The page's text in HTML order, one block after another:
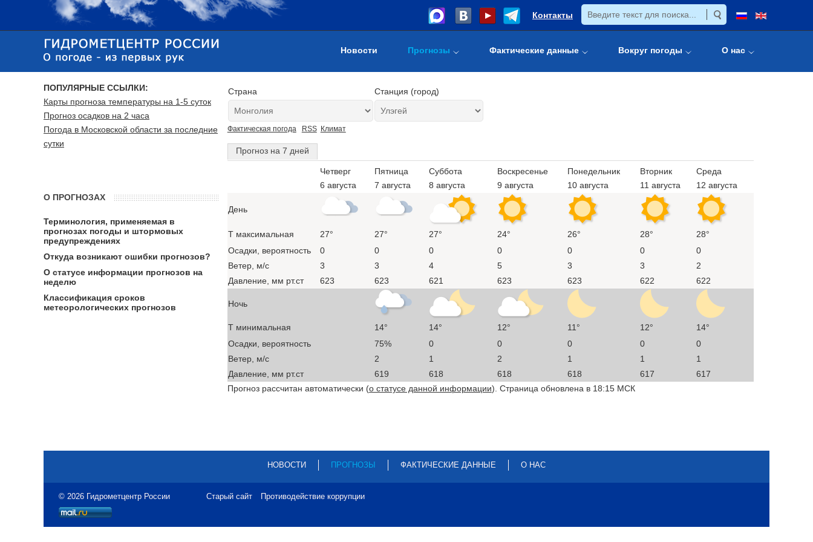
Контакты
Новости Прогнозы Фактические данные Вокруг погоды О нас
Страна Станция (город)
Фактическая погода RSS Климат
Прогноз на 7 дней
Четверг
6 августа
Пятница
7 августа
Суббота
8 августа
Воскресенье
9 августа
Понедельник
10 августа
Вторник
11 августа
Среда
12 августа
День
T максимальная 27° 27° 27° 24° 26° 28°
28°
Осадки, вероятность
0 0 0 0 0 0
0
Ветер, м/с
3 3 4 5 3 3
2
Давление, мм рт.ст
623 623 621 623 623 622 622
Ночь
T минимальная 14° 14° 12° 11° 12°
14°
Осадки, вероятность
75% 0 0 0 0
0
Ветер, м/с
2 1 2 1 1
1
Давление, мм рт.ст
619 618 618 618 617
617
Прогноз рассчитан автоматически (о статусе данной информации). Страница обновлена в 18:15 МСК
ПОПУЛЯРНЫЕ ССЫЛКИ:
Карты прогноза температуры на 1-5 суток
Прогноз осадков на 2 часа
Погода в Московской области за последние
сутки
О ПРОГНОЗАХ
Терминология, применяемая в
прогнозах погоды и штормовых
предупреждениях
Откуда возникают ошибки прогнозов?
О статусе информации прогнозов на
неделю
Классификация сроков
метеорологических прогнозов
НОВОСТИ ПРОГНОЗЫ ФАКТИЧЕСКИЕ ДАННЫЕ О НАС
© 2026 Гидрометцентр России Старый сайт Противодействие коррупции